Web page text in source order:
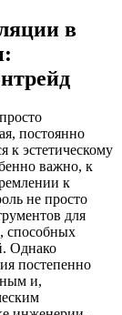
в
постоянно
к эстетическому
важно, к
к
не просто
для
способных
Однако
постепенно
и,